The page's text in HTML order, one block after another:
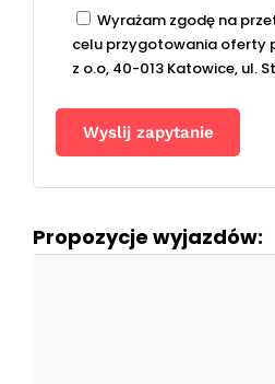
Wyrażam zgodę na
celu przygotowania oferty
z o.o, 40-013 Katowice, ul.
Propozycje wyjazdów: